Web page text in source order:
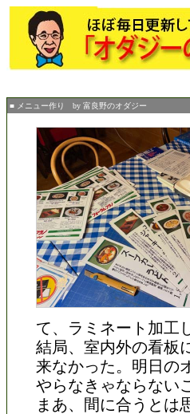
■ メニュー作り by 富良野のオダジー
て、ラミネート加工
結局、室内外の看板
来なかった。明日の
やらなきゃならない
まあ、間に合うとは